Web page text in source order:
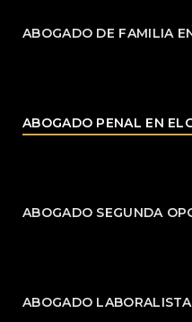
ABOGADO DE FAMILIA
ABOGADO PENAL EN
ABOGADO SEGUNDA
ABOGADO